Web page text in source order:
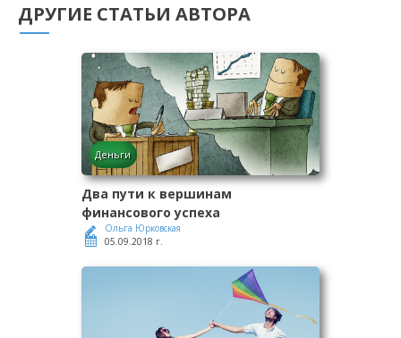
ДРУГИЕ СТАТЬИ АВТОРА
Деньги
Два пути к вершинам
финансового успеха
Ольга Юрковская
05.09.2018 г.